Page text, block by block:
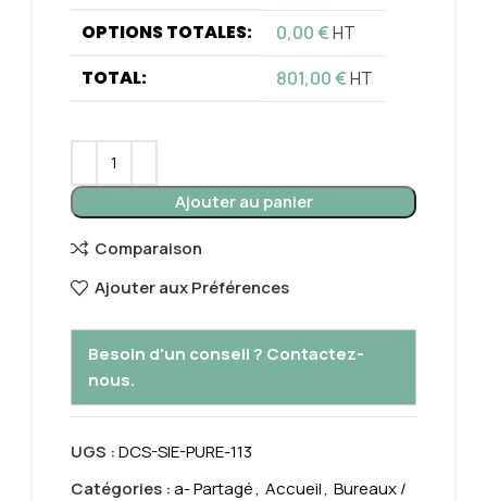
OPTIONS TOTALES: 0,00€HT
TOTAL: 801,00€HT
Ajouter au panier
Comparaison
Ajouter aux Préférences
Besoin d'un conseil ? Contactez-
nous.
UGS :DCS-SIE-PURE-113
Catégories :a- Partagé, Accueil, Bureaux /